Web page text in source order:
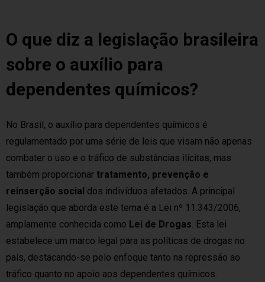
O que diz a legislação brasileira
sobre o auxílio para
dependentes químicos?
No Brasil, o auxílio para dependentes químicos é
regulamentado por uma série de leis que visam não apenas
combater o uso e o tráfico de substâncias ilícitas, mas
também proporcionar tratamento, prevenção e
reinserção social dos indivíduos afetados. A principal
legislação que aborda este tema é a Lei nº 11.343/2006,
amplamente conhecida como Lei de Drogas. Esta lei
estabelece um marco legal para as políticas de drogas no
país, destacando-se pelo enfoque tanto na repressão ao
tráfico quanto no apoio aos dependentes químicos.